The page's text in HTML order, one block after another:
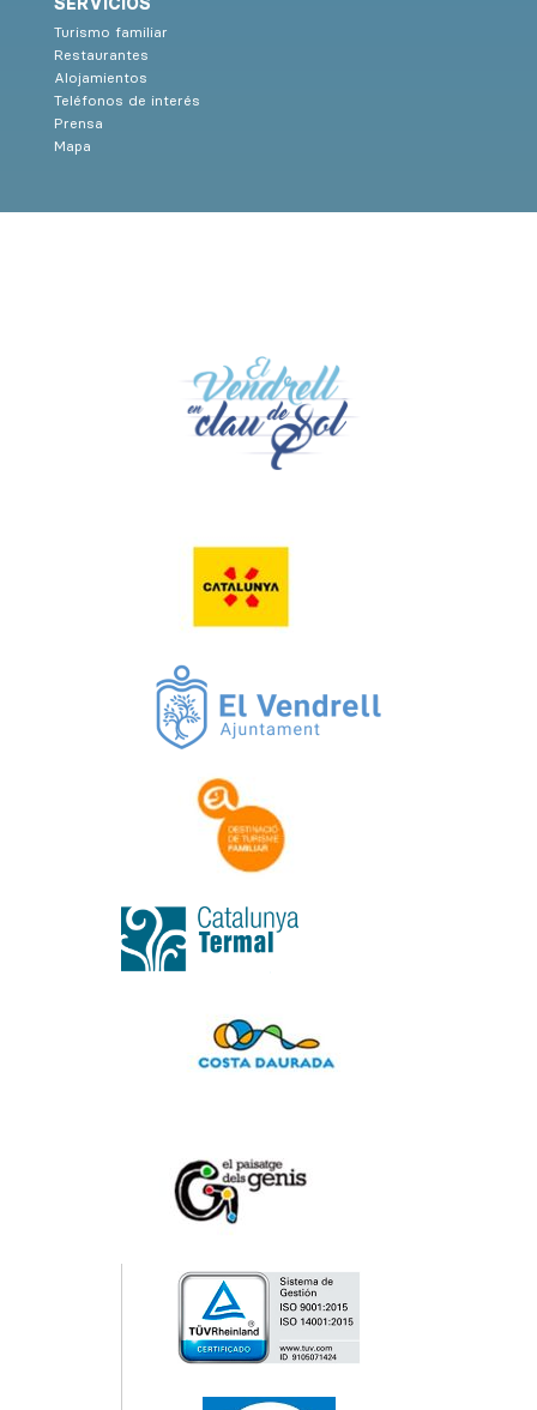
Turismo familiar
Restaurantes
Alojamientos
Teléfonos de interés
Prensa
Mapa